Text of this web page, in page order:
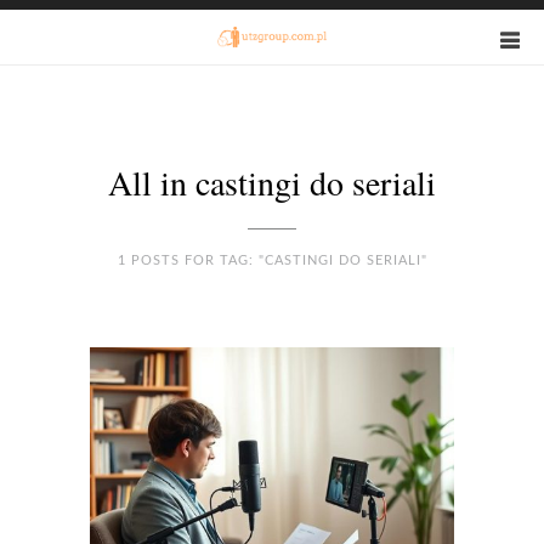
All in castingi do seriali
1 POSTS FOR TAG: "CASTINGI DO SERIALI"